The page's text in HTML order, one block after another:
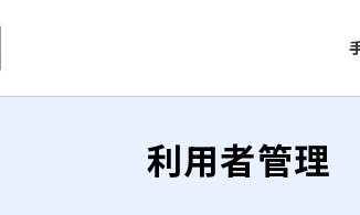
利用者管理